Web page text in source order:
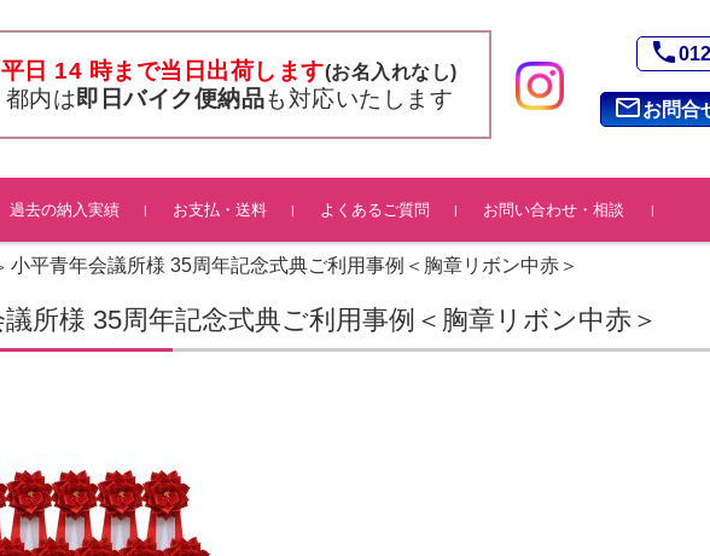
phone
mail_outlineお問合
平日 14 時まで当日出荷します(お名入れなし)
都内は即日バイク便納品も対応いたします
過去の納入実績 お支払・送料 よくあるご質問 お問い合わせ・相談
小平青年会議所様 35周年記念式典ご利用事例＜胸章リボン中赤＞
所様 35周年記念式典ご利用事例＜胸章リボン中赤＞